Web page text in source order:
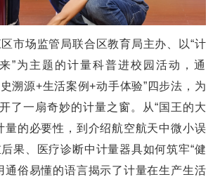
场监管局联合区教育局主办、以“计
”为主题的计量科普进校园活动，通
溯源+生活案例+动手体验”四步法，为
了一扇奇妙的计量之窗。从“国王的大
量的必要性，到介绍航空航天中微小误
果、医疗诊断中计量器具如何筑牢“健
通俗易懂的语言揭示了计量在生产生活